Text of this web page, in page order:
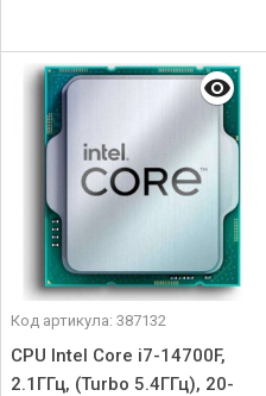
Код артикула: 387132
CPU Intel Core i7-14700F,
2.1ГГц, (Turbo 5.4ГГц), 20-